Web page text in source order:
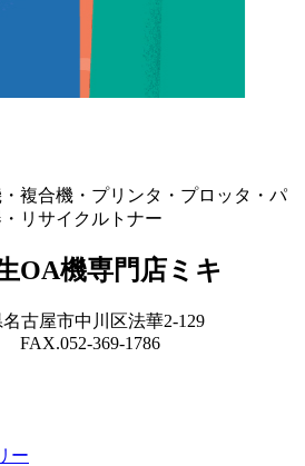
複合機・プリンタ・プロッタ・パ
リサイクルトナー
OA機専門店ミキ
名古屋市中川区法華2-129
FAX.052-369-1786
ー